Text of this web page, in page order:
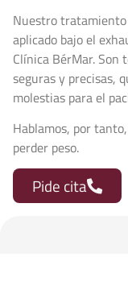
Nuestro tratamiento
aplicado bajo el
Clínica BérMar. Son
seguras y precisas,
molestias para el
Hablamos, por
perder peso.
Pide cita